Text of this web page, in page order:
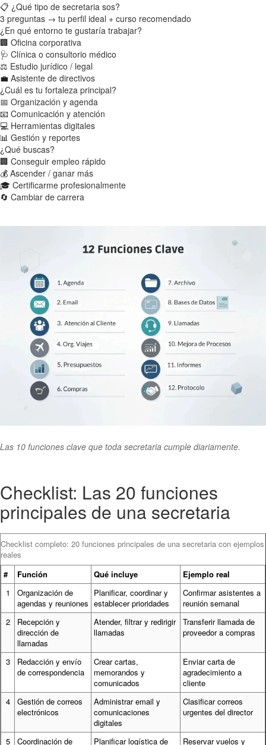
📋 ¿Qué tipo de secretaria sos?
3 preguntas → tu perfil ideal + curso recomendado
¿En qué entorno te gustaría trabajar?
🏢 Oficina corporativa
🩺 Clínica o consultorio médico
⚖ Estudio jurídico / legal
💼 Asistente de directivos
¿Cuál es tu fortaleza principal?
📅 Organización y agenda
📧 Comunicación y atención
💻 Herramientas digitales
📊 Gestión y reportes
¿Qué buscas?
🏢 Conseguir empleo rápido
💰 Ascender / ganar más
🎓 Certificarme profesionalmente
🔄 Cambiar de carrera
Las 10 funciones clave que toda secretaria cumple diariamente.
Checklist: Las 20 funciones
principales de una secretaria
Checklist completo: 20 funciones principales de una secretaria con ejemplos
reales
#
Función Qué incluye
Ejemplo real
1
Organización de
agendas y reuniones
Planificar, coordinar y
establecer prioridades
Confirmar asistentes a
reunión semanal
2
Recepción y
dirección de
llamadas
Atender, filtrar y redirigir
llamadas
Transferir llamada de
proveedor a compras
3
Redacción y envío
de correspondencia
Crear cartas,
memorandos y
comunicados
Enviar carta de
agradecimiento a
cliente
4
Gestión de correos
electrónicos
Administrar email y
comunicaciones
digitales
Clasificar correos
urgentes del director
5
Coordinación de
Planificar logística de
Reservar vuelos y